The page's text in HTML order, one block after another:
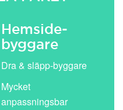
Hemside­
byggare
Dra & släpp-byggare
Mycket
anpassningsbar